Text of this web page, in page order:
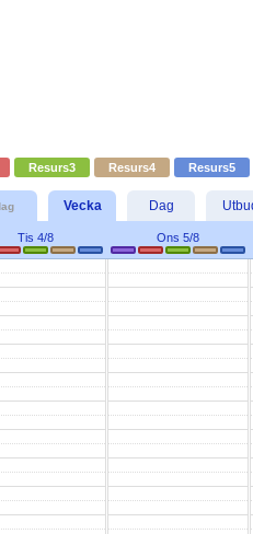
Resurs3 Resurs4 Resurs5
Vecka Dag
Tis 4/8 Ons 5/8